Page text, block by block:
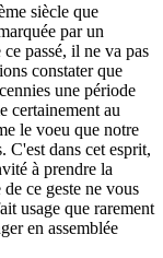
siècle que
par un
passé, il ne va pas
constater que
une période
certainement au
le voeu que notre
C'est dans cet esprit,
à prendre la
ce geste ne vous
usage que rarement
en assemblée